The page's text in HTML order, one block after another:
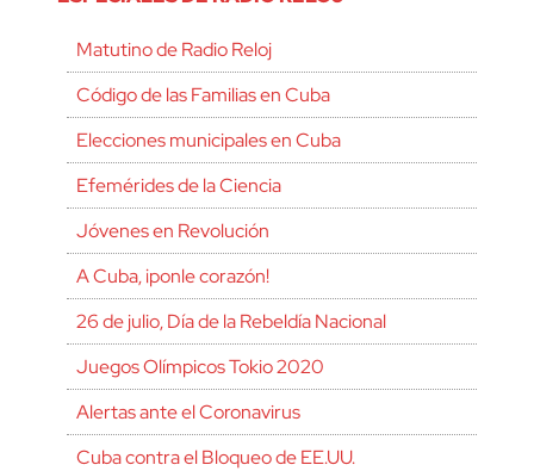
Matutino de Radio Reloj
Código de las Familias en Cuba
Elecciones municipales en Cuba
Efemérides de la Ciencia
Jóvenes en Revolución
A Cuba, ¡ponle corazón!
26 de julio, Día de la Rebeldía Nacional
Juegos Olímpicos Tokio 2020
Alertas ante el Coronavirus
Cuba contra el Bloqueo de EE.UU.